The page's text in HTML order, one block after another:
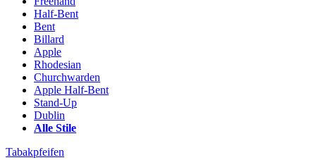
Half-Bent
Bent
Billard
Apple
Rhodesian
Churchwarden
Apple Half-Bent
Stand-Up
Dublin
Alle Stile
Tabakpfeifen